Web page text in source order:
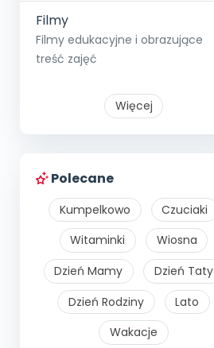
Filmy
Filmy edukacyjne i obrazujące
treść zajęć
Więcej
Polecane
Kumpelkowo
Czuciaki
Witaminki
Wiosna
Dzień Mamy
Dzień Taty
Dzień Rodziny
Lato
Wakacje